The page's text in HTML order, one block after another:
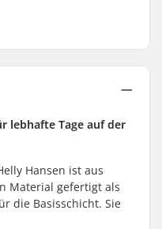
lebhafte Tage auf der
Hansen ist aus
Material gefertigt als
die Basisschicht. Sie